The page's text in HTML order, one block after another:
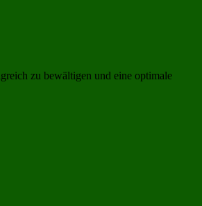
zu bewältigen und eine optimale